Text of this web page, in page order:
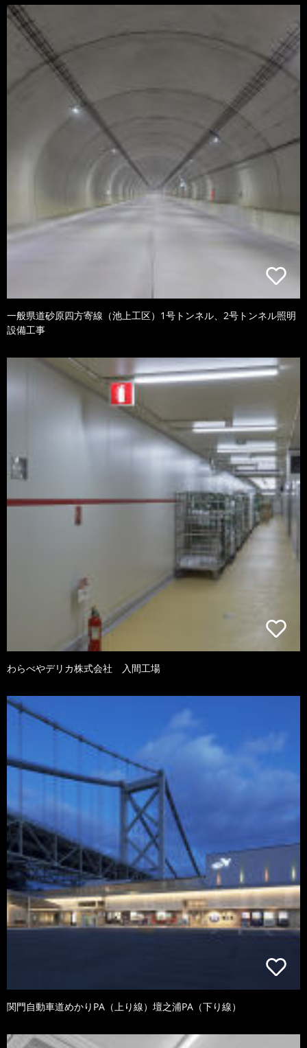
一般県道砂原四方寄線（池上工区）1号トンネル、2号トンネル照明
設備工事
わらべやデリカ株式会社 入間工場
関門自動車道めかりPA（上り線）壇之浦PA（下り線）